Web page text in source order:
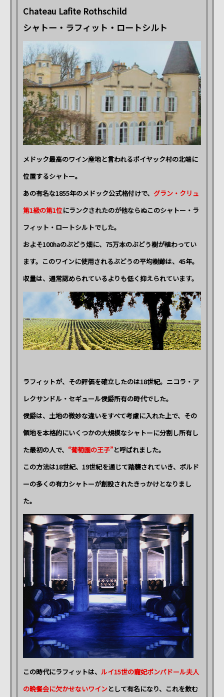
Chateau Lafite Rothschild
シャトー・ラフィット・ロートシルト
メドック最高のワイン産地と言われるポイヤック村の北端に
位置するシャトー。
あの有名な1855年のメドック公式格付けで、 グラン・クリュ
第1級の第1位にランクされたのが他ならぬこのシャトー・ラ
フィット・ロートシルトでした。
およそ100haのぶどう畑に、75万本のぶどう樹が植わってい
ます。このワインに使用されるぶどうの平均樹齢は、45年。
収量は、通常認められているよりも低く抑えられています。
ラフィットが、その評価を確立したのは18世紀。ニコラ・ア
レクサンドル・セギュール侯爵所有の時代でした。
侯爵は、土地の微妙な違いをすべて考慮に入れた上で、その
領地を本格的にいくつかの大規模なシャトーに分割し所有し
た最初の人で、 “葡萄園の王子”と呼ばれました。
この方法は18世紀、19世紀を通じて踏襲されていき、ボルド
ーの多くの有力シャトーが創設されたきっかけとなりまし
た。
この時代にラフィットは、 ルイ15世の寵妃ポンパドール夫人
の晩餐会に欠かせないワインとして有名になり、これを飲む